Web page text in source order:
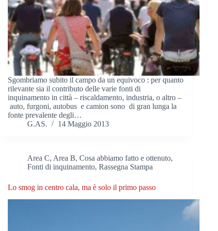
Sgombriamo subito il campo da un equivoco : per quanto
rilevante sia il contributo delle varie fonti di
inquinamento in città – riscaldamento, industria, o altro –
auto, furgoni, autobus e camion sono di gran lunga la
fonte prevalente degli…
G.AS.
14 Maggio 2013
Area C, Area B, Cosa abbiamo fatto e ottenuto,
Fonti di inquinamento, Rassegna Stampa
Lo smog in centro cala, ma è solo il primo passo